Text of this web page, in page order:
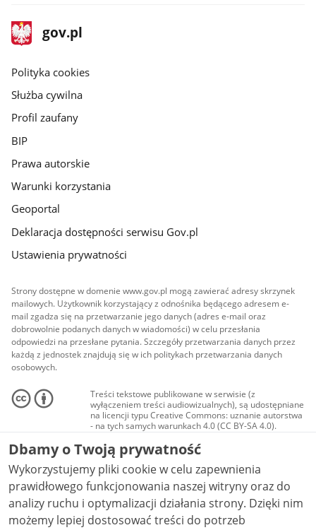
stopka
gov.pl
Strona
gov.pl
gov.pl
Polityka cookies
Służba cywilna
Profil zaufany
BIP
Prawa autorskie
Warunki korzystania
Geoportal
Deklaracja dostępności serwisu Gov.pl
Ustawienia prywatności
Strony dostępne w domenie www.gov.pl mogą zawierać adresy skrzynek
mailowych. Użytkownik korzystający z odnośnika będącego adresem e-
mail zgadza się na przetwarzanie jego danych (adres e-mail oraz
dobrowolnie podanych danych w wiadomości) w celu przesłania
odpowiedzi na przesłane pytania. Szczegóły przetwarzania danych przez
każdą z jednostek znajdują się w ich politykach przetwarzania danych
osobowych.
Treści tekstowe publikowane w serwisie (z
wyłączeniem treści audiowizualnych), są udostępniane
na licencji typu Creative Commons: uznanie autorstwa
- na tych samych warunkach 4.0 (CC BY-SA 4.0).
Materiały audiowizualne, w tym zdjęcia, materiały
audio i wideo, są udostępniane na licencji typu
Creative Commons: uznanie autorstwa użycie
niekomercyjne - bez utworów zależnych 4.0 (CC BY-
NC-ND 4.0), o ile nie jest to stwierdzone inaczej.
Dbamy o Twoją prywatność
Wykorzystujemy pliki cookie w celu zapewnienia
prawidłowego funkcjonowania naszej witryny oraz do
analizy ruchu i optymalizacji działania strony. Dzięki nim
możemy lepiej dostosować treści do potrzeb